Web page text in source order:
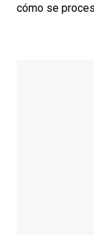
cómo se